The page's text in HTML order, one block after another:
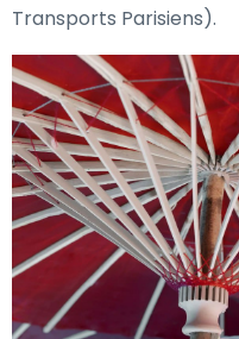
Transports Parisiens).